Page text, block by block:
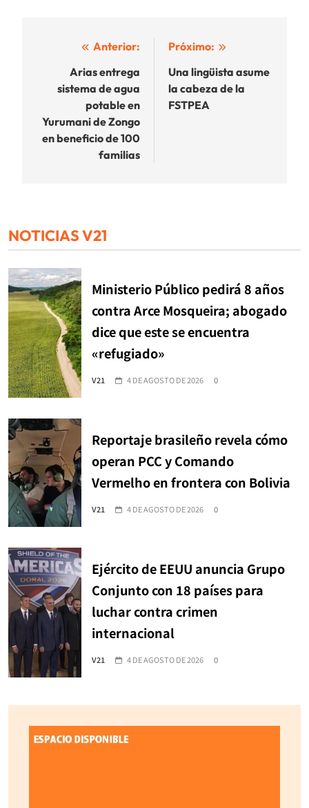
Navegación
entradas
Anterior:
Arias entrega
sistema de agua
potable en
Yurumani de Zongo
en beneficio de 100
familias
Próximo:
Una lingüista asume
la cabeza de la
FSTPEA
NOTICIAS V21
Ministerio Público pedirá 8 años
contra Arce Mosqueira; abogado
dice que este se encuentra
«refugiado»
V21 4 DE AGOSTO DE 2026 0
Reportaje brasileño revela cómo
operan PCC y Comando
Vermelho en frontera con Bolivia
V21 4 DE AGOSTO DE 2026 0
Ejército de EEUU anuncia Grupo
Conjunto con 18 países para
luchar contra crimen
internacional
V21 4 DE AGOSTO DE 2026 0